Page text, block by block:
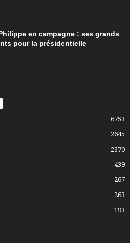
en campagne : ses grands
pour la présidentielle
6753
2645
2370
439
267
263
193